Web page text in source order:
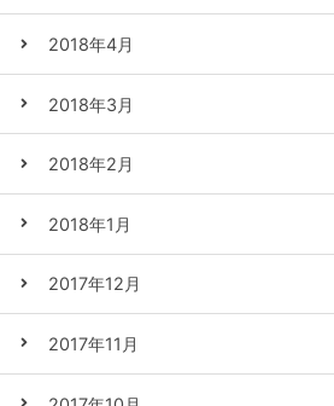
2018年4月
2018年3月
2018年2月
2018年1月
2017年12月
2017年11月